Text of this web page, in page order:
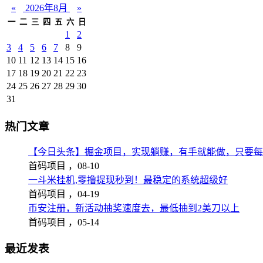
« 2026年8月 »
一 二 三 四 五 六 日
1
2
3
4 5 6 7 8
9
10 11 12 13 14 15 16
17 18 19 20 21 22 23
24 25 26 27 28 29 30
31
热门文章
【今日头条】掘金项目，实现躺赚，有手就能做，只要
首码项目 ， 08-10
一斗米挂机,零撸提现秒到！最稳定的系统超级好
首码项目 ， 04-19
币安注册，新活动抽奖速度去，最低抽到2美刀以上
首码项目 ， 05-14
最近发表